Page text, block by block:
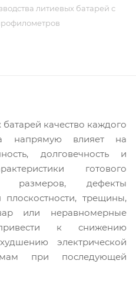
литиевых батарей с
качество каждого
напрямую влияет на
долговечность и
готового
размеров, дефекты
трещины,
или неравномерные
к снижению
электрической
при последующей